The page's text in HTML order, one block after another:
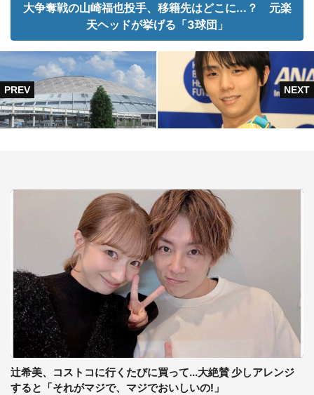
大争奪戦の山崎福也投手、移籍先はどこに...？ 元楽
天ヘッドが挙げる「3球団」
辻希美、コストコに行くたびに買って...大絶賛 少しアレンジ
すると「それがマジで、マジでおいしいの!」